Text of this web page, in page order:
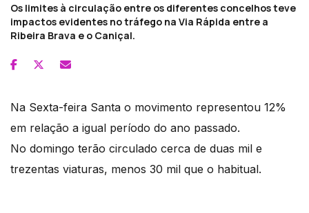
Os limites à circulação entre os diferentes concelhos teve
impactos evidentes no tráfego na Via Rápida entre a
Ribeira Brava e o Caniçal.
Na Sexta-feira Santa o movimento representou 12%
em relação a igual período do ano passado.
No domingo terão circulado cerca de duas mil e
trezentas viaturas, menos 30 mil que o habitual.